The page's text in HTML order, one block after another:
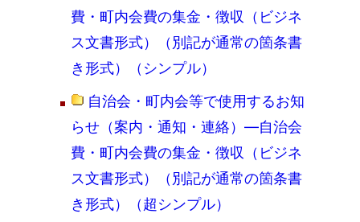
費・町内会費の集金・徴収（ビジネ
ス文書形式）（別記が通常の箇条書
き形式）（シンプル）
自治会・町内会等で使用するお知
らせ（案内・通知・連絡）―自治会
費・町内会費の集金・徴収（ビジネ
ス文書形式）（別記が通常の箇条書
き形式）（超シンプル）